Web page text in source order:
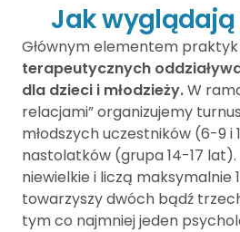
Jak
Głównym elementem
terapeutycznych
dla dzieci i młodzieży.W
relacjami” organizujemy
młodszych uczestników (6-9 i
nastolatków (grupa 14-17
niewielkie i liczą maksymalnie
towarzyszy dwóch bądź
tym co najmniej jeden